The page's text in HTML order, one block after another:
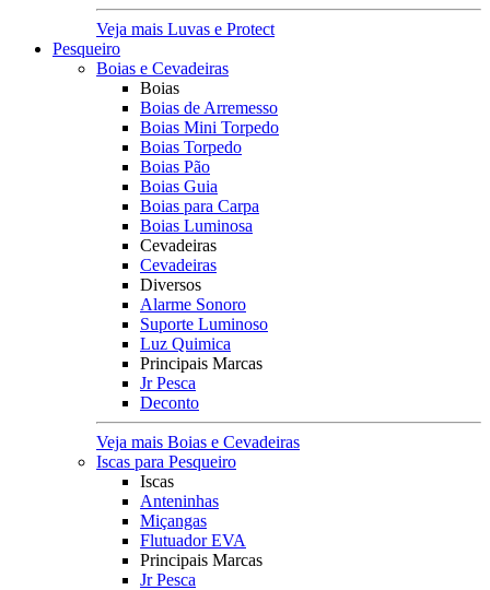
Veja mais Luvas e Protect
Pesqueiro
Boias e Cevadeiras
Boias
Boias de Arremesso
Boias Mini Torpedo
Boias Torpedo
Boias Pão
Boias Guia
Boias para Carpa
Boias Luminosa
Cevadeiras
Cevadeiras
Diversos
Alarme Sonoro
Suporte Luminoso
Luz Quimica
Principais Marcas
Jr Pesca
Deconto
Veja mais Boias e Cevadeiras
Iscas para Pesqueiro
Iscas
Anteninhas
Miçangas
Flutuador EVA
Principais Marcas
Jr Pesca